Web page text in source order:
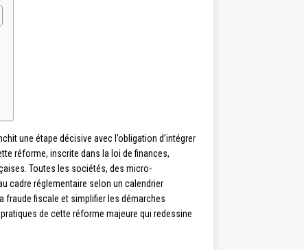
une étape décisive avec l’obligation d’intégrer
réforme, inscrite dans la loi de finances,
Toutes les sociétés, des micro-
cadre réglementaire selon un calendrier
fraude fiscale et simplifier les démarches
de cette réforme majeure qui redessine